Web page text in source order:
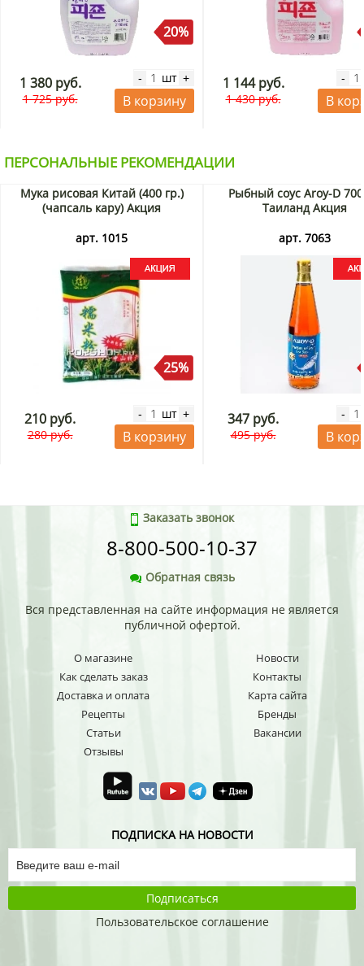
20%
1 380 руб.
1 725 руб.
- шт +
В корзину
1 144 руб.
1 430 руб.
-
В
ПЕРСОНАЛЬНЫЕ РЕКОМЕНДАЦИИ
Мука рисовая Китай (400 гр.)
(чапсаль кару) Акция
арт. 1015
25%
210 руб.
280 руб.
- шт +
В корзину
Рыбный соус Aroy-D
Таиланд Акция
арт. 7063
347 руб.
495 руб.
-
В
Заказать звонок
8-800-500-10-37
Обратная связь
Вся представленная на сайте информация не является
публичной офертой.
О магазине
Как сделать заказ
Доставка и оплата
Рецепты
Статьи
Отзывы
Новости
Контакты
Карта сайта
Бренды
Вакансии
ПОДПИСКА НА НОВОСТИ
Подписаться
Пользовательское соглашение